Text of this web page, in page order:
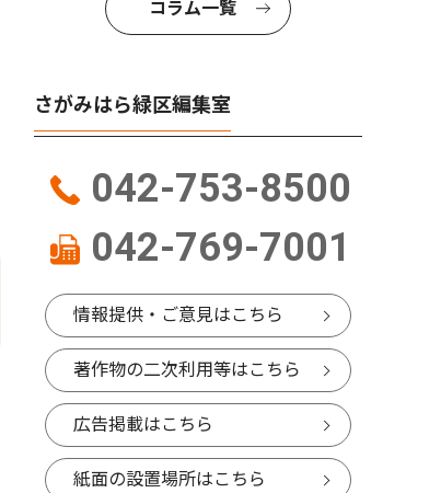
コラム一覧
さがみはら緑区編集室
042-753-8500
042-769-7001
情報提供・ご意見はこちら
著作物の二次利用等はこちら
広告掲載はこちら
紙面の設置場所はこちら